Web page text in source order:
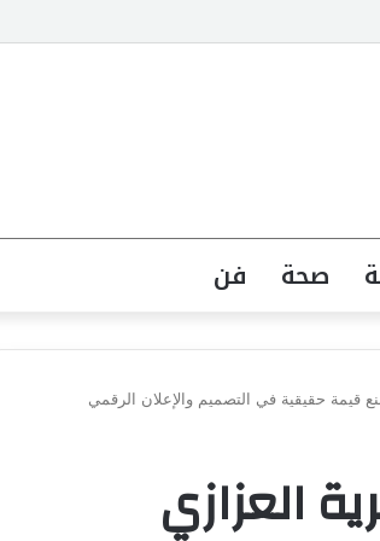
أشهر أطباء تجميل الأسنان في مصر
صحة فن
حقيقية في التصميم والإعلان الرقمي
العزازي